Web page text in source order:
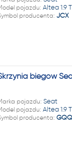
pojazdu: Altea 1.9
producenta: JCX
biegów
pojazdu: Seat
pojazdu: Altea 1.9
producenta: GQQ